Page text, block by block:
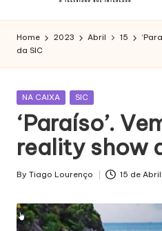
A
C
A
I
X
A
Q
U
E
Programas,
e
Bastidores
Home 2023 Abril 15
da SIC
Posted
NA CAIXA SIC
‘Paraíso’.
reality show
Posted
By Tiago Lourenço 15 de